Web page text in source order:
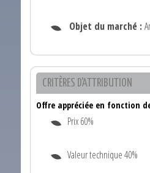
Objet du marché :
CRITÈRES D'ATTRIBUTION
Offre appréciée en fonction
Prix 60%
Valeur technique 40%